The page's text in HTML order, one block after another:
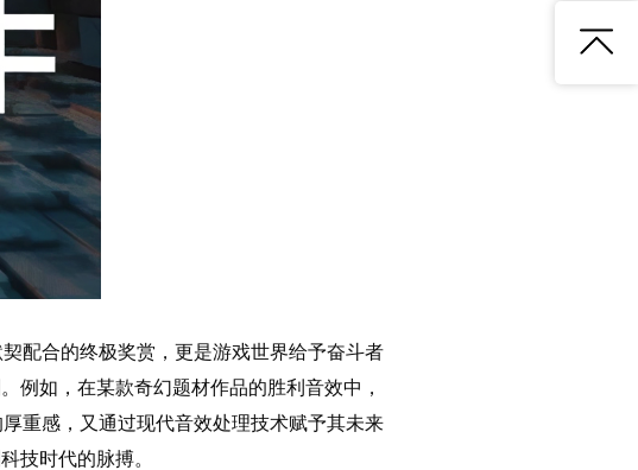
配合的终极奖赏，更是游戏世界给予奋斗者
例如，在某款奇幻题材作品的胜利音效中，
重感，又通过现代音效处理技术赋予其未来
技时代的脉搏。